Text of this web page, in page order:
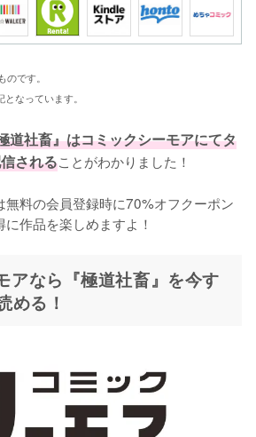
です。
なっています。
道社畜』はコミックシーモアにてタ
されることがわかりました！
無料の会員登録時に70%オフクーポン
作品を楽しめますよ！
アなら『極道社畜』を今す
める！